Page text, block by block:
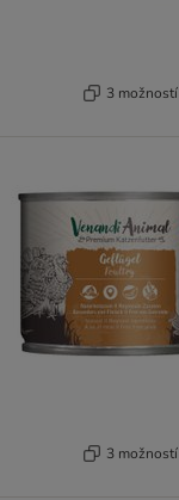
3 možností
3 možností